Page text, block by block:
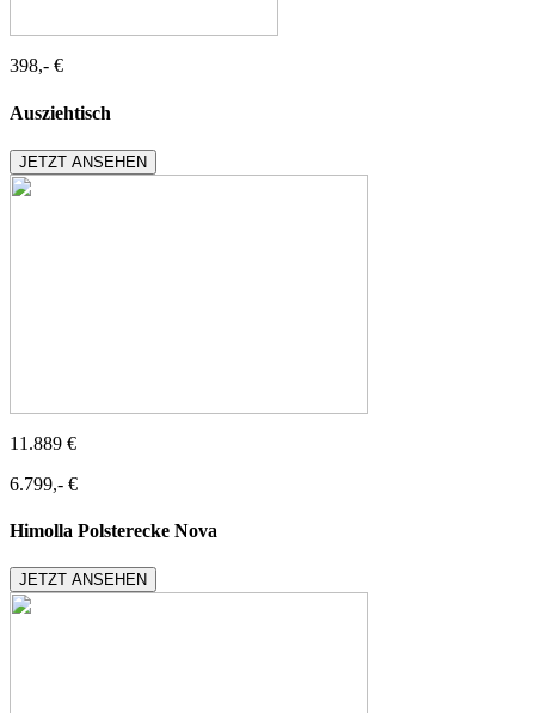
398,- €
Ausziehtisch
JETZT ANSEHEN
11.889 €
6.799,- €
Himolla Polsterecke Nova
JETZT ANSEHEN